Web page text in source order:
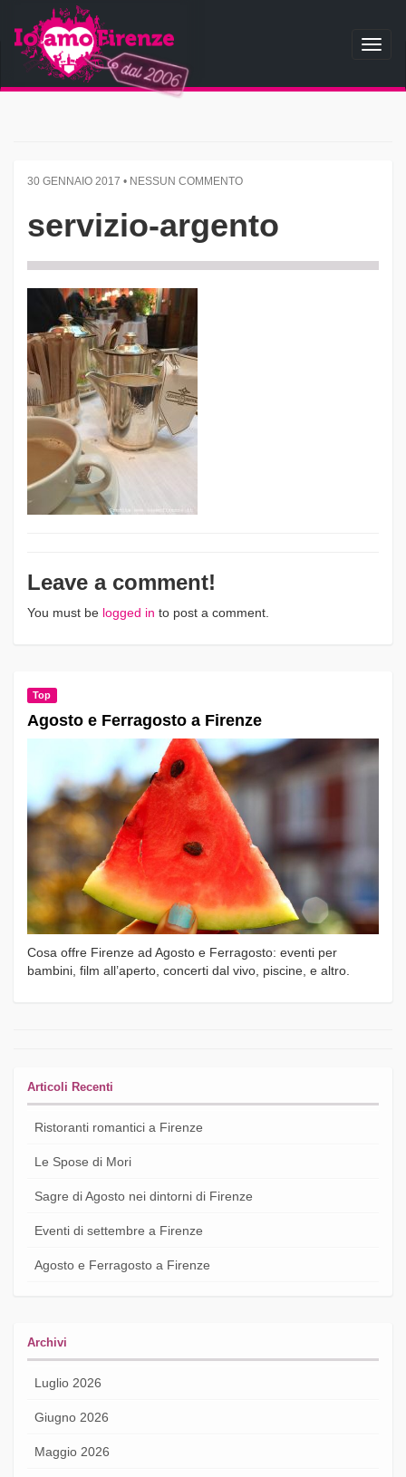
30 GENNAIO 2017 • NESSUN COMMENTO
servizio-argento
Leave a comment!
You must be logged in to post a comment.
Top
Agosto e Ferragosto a Firenze
Cosa offre Firenze ad Agosto e Ferragosto: eventi per
bambini, film all’aperto, concerti dal vivo, piscine, e altro.
Articoli Recenti
Ristoranti romantici a Firenze
Le Spose di Mori
Sagre di Agosto nei dintorni di Firenze
Eventi di settembre a Firenze
Agosto e Ferragosto a Firenze
Archivi
Luglio 2026
Giugno 2026
Maggio 2026